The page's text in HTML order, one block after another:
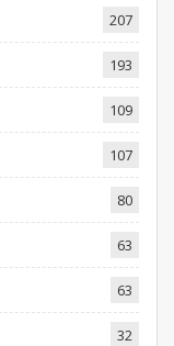
207
193
109
107
80
63
63
32